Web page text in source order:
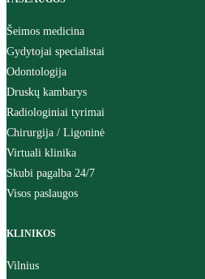
Šeimos medicina
Gydytojai specialistai
Odontologija
Druskų kambarys
Radiologiniai tyrimai
Chirurgija / Ligoninė
Virtuali klinika
Skubi pagalba 24/7
Visos paslaugos
KLINIKOS
Vilnius